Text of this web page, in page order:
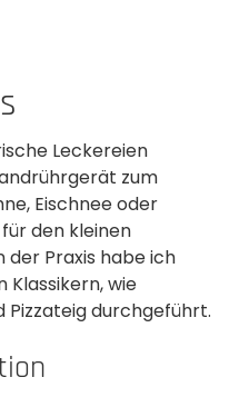
Leckereien
zum
Eischnee oder
den kleinen
der Praxis habe ich
Klassikern, wie
Pizzateig durchgeführt.